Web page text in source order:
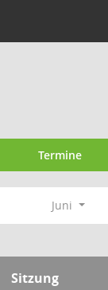
Termine
Juni
Sitzung